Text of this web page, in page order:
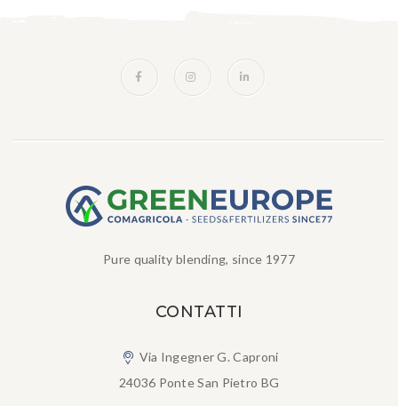
Pure quality blending, since 1977
CONTATTI
Via Ingegner G. Caproni
24036 Ponte San Pietro BG